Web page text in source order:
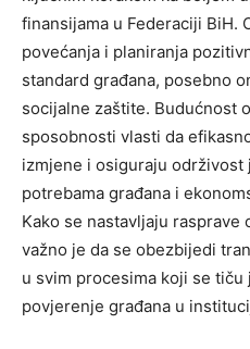
finansijama u Federaciji BiH.
povećanja i planiranja
standard građana, posebno
socijalne zaštite. Budućnost
sposobnosti vlasti da
izmjene i osiguraju održivost
potrebama građana i
Kako se nastavljaju rasprave
važno je da se obezbijedi
u svim procesima koji se
povjerenje građana u